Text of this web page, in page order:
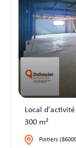
Local d'activité
300 m²
Poitiers